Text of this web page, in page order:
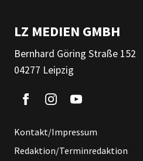
LZ MEDIEN GMBH
Bernhard Göring Straße 152
04277 Leipzig
Kontakt/Impressum
Redaktion/Terminredaktion